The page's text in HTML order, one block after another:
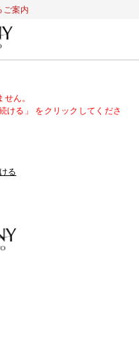
ご案内
ん。
ける」 をクリックしてくださ
る